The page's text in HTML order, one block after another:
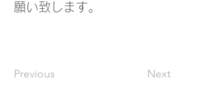
願い致します。
Previous Next